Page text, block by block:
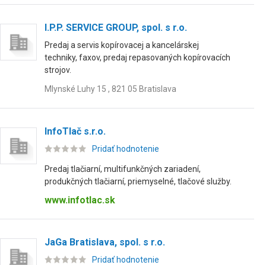
I.P.P. SERVICE GROUP, spol. s r.o.
Predaj a servis kopírovacej a kancelárskej
techniky, faxov, predaj repasovaných kopírovacích
strojov.
Mlynské Luhy 15 , 821 05 Bratislava
InfoTlač s.r.o.
Pridať hodnotenie
Predaj tlačiarní, multifunkčných zariadení,
produkčných tlačiarní, priemyselné, tlačové služby.
www.infotlac.sk
JaGa Bratislava, spol. s r.o.
Pridať hodnotenie